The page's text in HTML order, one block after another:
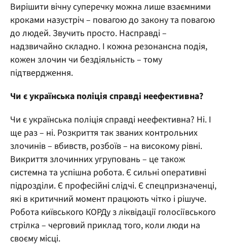
Вирішити вічну суперечку можна лише взаємними
кроками назустріч – повагою до закону та повагою
до людей. Звучить просто. Насправді –
надзвичайно складно. І кожна резонансна подія,
кожен злочин чи бездіяльність – тому
підтвердження.
Чи є українська поліція справді неефективна?
Чи є українська поліція справді неефективна? Ні. І
ще раз – ні. Розкриття так званих контрольних
злочинів – вбивств, розбоїв – на високому рівні.
Викриття злочинних угруповань – це також
системна та успішна робота. Є сильні оперативні
підрозділи. Є професійні слідчі. Є спецпризначенці,
які в критичний момент працюють чітко і рішуче.
Робота київського КОРДу з ліквідації голосіївського
стрілка – черговий приклад того, коли люди на
своєму місці.